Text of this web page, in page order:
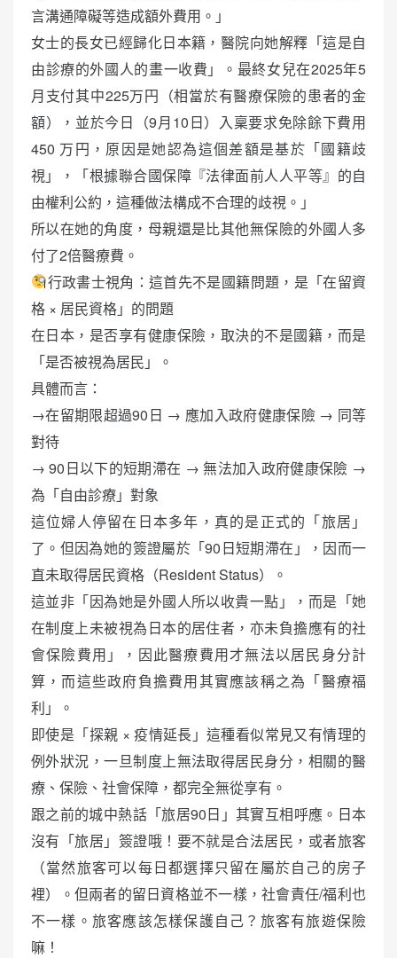
言溝通障礙等造成額外費用。」
女士的長女已經歸化日本籍，醫院向她解釋「這是自
由診療的外國人的畫一收費」。最終女兒在2025年5
月支付其中225万円（相當於有醫療保險的患者的金
額），並於今日（9月10日）入稟要求免除餘下費用
450 万円，原因是她認為這個差額是基於「國籍歧
視」，「根據聯合國保障『法律面前人人平等』的自
由權利公約，這種做法構成不合理的歧視。」
所以在她的角度，母親還是比其他無保險的外國人多
付了2倍醫療費。
行政書士視角：這首先不是國籍問題，是「在留資
格 × 居民資格」的問題
在日本，是否享有健康保險，取決的不是國籍，而是
「是否被視為居民」。
具體而言：
→在留期限超過90日 → 應加入政府健康保險 → 同等
對待
→ 90日以下的短期滯在 → 無法加入政府健康保險 →
為「自由診療」對象
這位婦人停留在日本多年，真的是正式的「旅居」
了。但因為她的簽證屬於「90日短期滯在」，因而一
直未取得居民資格（Resident Status）。
這並非「因為她是外國人所以收貴一點」，而是「她
在制度上未被視為日本的居住者，亦未負擔應有的社
會保險費用」，因此醫療費用才無法以居民身分計
算，而這些政府負擔費用其實應該稱之為「醫療福
利」。
即使是「探親 × 疫情延長」這種看似常見又有情理的
例外狀況，一旦制度上無法取得居民身分，相關的醫
療、保險、社會保障，都完全無從享有。
跟之前的城中熱話「旅居90日」其實互相呼應。日本
沒有「旅居」簽證哦！要不就是合法居民，或者旅客
（當然旅客可以每日都選擇只留在屬於自己的房子
裡）。但兩者的留日資格並不一樣，社會責任/福利也
不一樣。旅客應該怎樣保護自己？旅客有旅遊保險
嘛！